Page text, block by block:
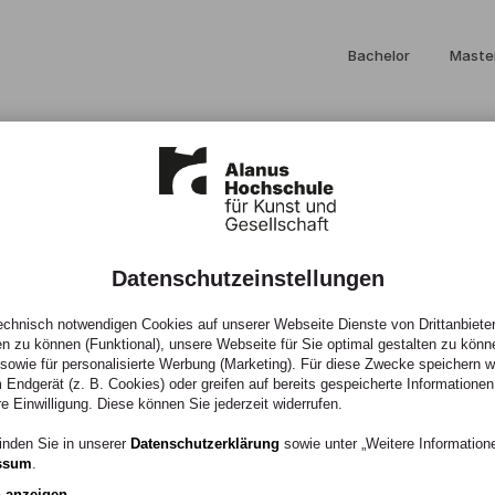
Bachelor
Datenschutzeinstellungen
notwendigen Cookies auf unserer Webseite Dienste von
zu können (Funktional), unsere Webseite für Sie optimal gestalten zu
für personalisierte Werbung (Marketing). Für diese Zwecke speichern
Endgerät (z. B. Cookies) oder greifen auf bereits gespeicherte
Einwilligung. Diese können Sie jederzeit widerrufen.
Sie in unserer Datenschutzerklärung sowie unter „Weitere
.